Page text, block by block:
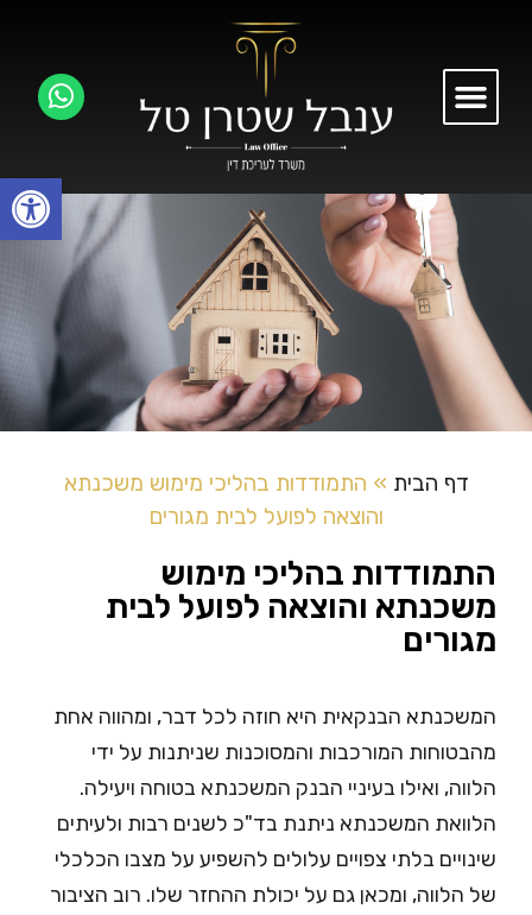
דף הבית » התמודדות בהליכי מימוש משכנתא
והוצאה לפועל לבית מגורים
התמודדות בהליכי מימוש
משכנתא והוצאה לפועל לבית
מגורים
המשכנתא הבנקאית היא חוזה לכל דבר, ומהווה אחת
מהבטוחות המורכבות והמסוכנות שניתנות על ידי
הלווה, ואילו בעיניי הבנק המשכנתא בטוחה ויעילה.
הלוואת המשכנתא ניתנת בד"כ לשנים רבות ולעיתים
שינויים בלתי צפויים עלולים להשפיע על מצבו הכלכלי
של הלווה, ומכאן גם על יכולת ההחזר שלו. רוב הציבור